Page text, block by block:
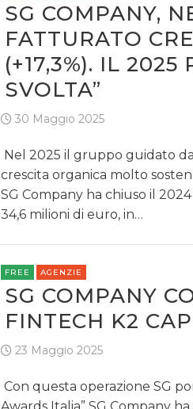
SG COMPANY,
FATTURATO
(+17,3%). IL 2025
SVOLTA”
30 Maggio 2025
Nel 2025 il gruppo guidato
crescita organica molto
SG Company ha chiuso il
34,6 milioni di euro, in…
FREE AGENZIE
SG COMPANY
FINTECH K2
23 Maggio 2025
Con questa operazione SG